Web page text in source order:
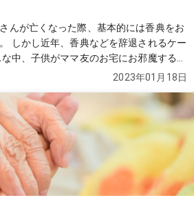
んが亡くなった際、基本的には香典をお
しかし近年、香典などを辞退されるケー
あったらどうしたらいいのでしょうか？
直面している状況へのヒントにもなるかも
2023年01月18日